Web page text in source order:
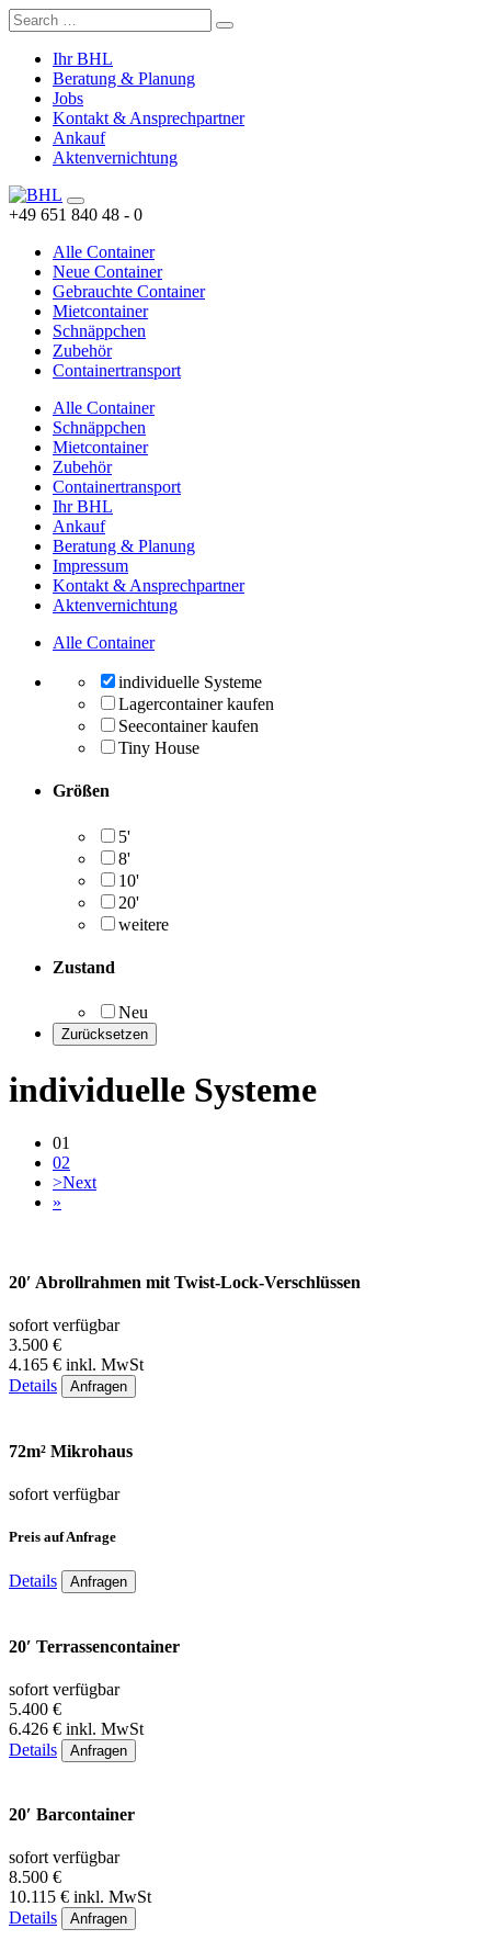
Ihr BHL
Beratung & Planung
Jobs
Kontakt & Ansprechpartner
Ankauf
Aktenvernichtung
+49 651 840 48 - 0
Alle Container
Neue Container
Gebrauchte Container
Mietcontainer
Schnäppchen
Zubehör
Containertransport
Alle Container
Schnäppchen
Mietcontainer
Zubehör
Containertransport
Ihr BHL
Ankauf
Beratung & Planung
Impressum
Kontakt & Ansprechpartner
Aktenvernichtung
Alle Container
individuelle Systeme
Lagercontainer kaufen
Seecontainer kaufen
Tiny House
Größen
5'
8'
10'
20'
weitere
Zustand
Neu
individuelle Systeme
01
02
>Next
»
20′ Abrollrahmen mit Twist-Lock-Verschlüssen
sofort verfügbar
3.500 €
4.165 € inkl. MwSt
Details
Anfragen
72m² Mikrohaus
sofort verfügbar
Preis auf Anfrage
Details Anfragen
20′ Terrassencontainer
sofort verfügbar
5.400 €
6.426 € inkl. MwSt
Details
Anfragen
20′ Barcontainer
sofort verfügbar
8.500 €
10.115 € inkl. MwSt
Details
Anfragen